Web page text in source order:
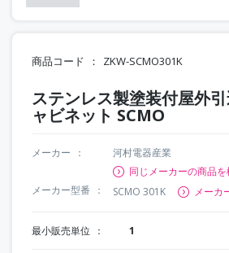
商品コード ZKW-SCMO301K
ステンレス製塗装付屋外
ャビネット SCMO
メーカー
河村電器産業
同じメーカーの商品
メーカー型番
SCMO 301K メーカ
最小販売単位 1